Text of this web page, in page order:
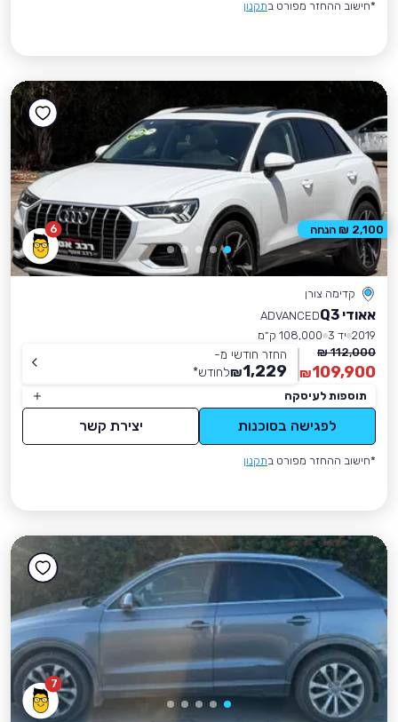
*חישוב ההחזר מפורט בתקנון
6
קדימה צורן
אאודי Q3
ADVANCED
2019 יד 3
108,000 ק״מ
112,000 ₪
109,900
₪
החזר חודשי מ-
1,229
₪לחודש*
תוספות לעיסקה
לפגישה בסוכנות יצירת קשר
*חישוב ההחזר מפורט בתקנון
2,100 ₪ הנחה
7